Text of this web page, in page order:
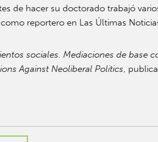
de hacer su doctorado trabajó
reportero en Las Últimas
sociales. Mediaciones de base
Against Neoliberal Politics,